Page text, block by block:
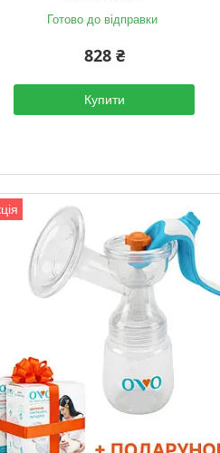
Готово до відправки
828 ₴
Купити